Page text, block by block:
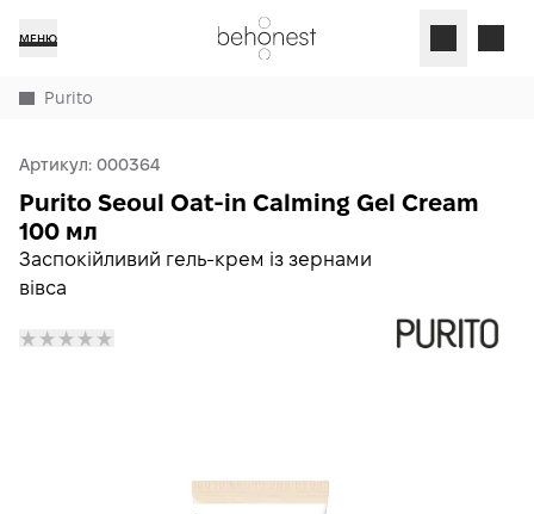
МЕНЮ
Purito
Артикул: 000364
Заспокійливий гель-крем із зернами
вівса
Purito Seoul Oat-in Calming Gel Cream
100 мл